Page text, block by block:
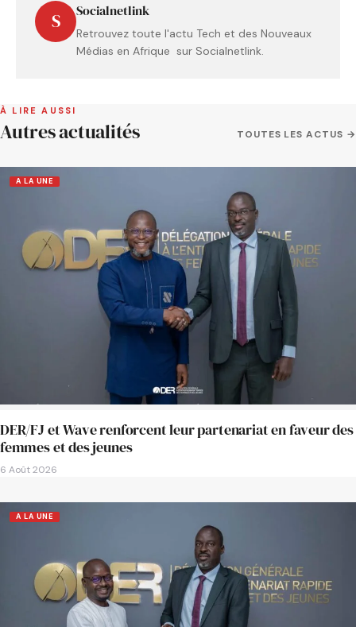
S Socialnetlink
Retrouvez toute l'actu Tech et des Nouveaux
Médias en Afrique sur Socialnetlink.
À LIRE AUSSI
Autres actualités TOUTES LES ACTUS →
A LA UNE
DER/FJ et Wave renforcent leur partenariat en faveur des
femmes et des jeunes
6 Août 2026
A LA UNE